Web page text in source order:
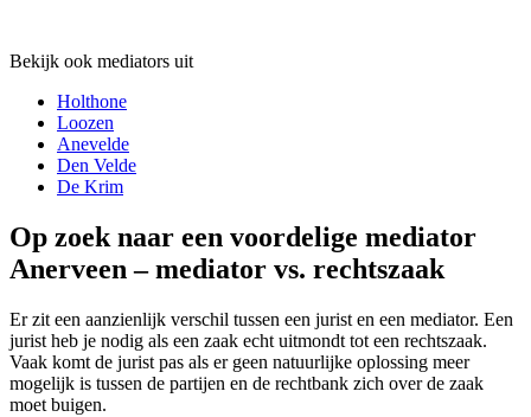
Bekijk ook mediators uit
Holthone
Loozen
Anevelde
Den Velde
De Krim
Op zoek naar een voordelige mediator
Anerveen – mediator vs. rechtszaak
Er zit een aanzienlijk verschil tussen een jurist en een mediator. Een
jurist heb je nodig als een zaak echt uitmondt tot een rechtszaak.
Vaak komt de jurist pas als er geen natuurlijke oplossing meer
mogelijk is tussen de partijen en de rechtbank zich over de zaak
moet buigen.